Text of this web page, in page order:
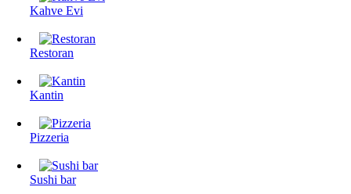
Kahve Evi
Restoran
Kantin
Pizzeria
Sushi bar